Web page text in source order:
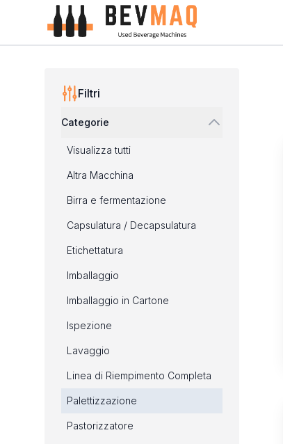
Filtri
Categorie
Visualizza tutti
Altra Macchina
Birra e fermentazione
Capsulatura / Decapsulatura
Etichettatura
Imballaggio
Imballaggio in Cartone
Ispezione
Lavaggio
Linea di Riempimento Completa
Palettizzazione
Pastorizzatore
Palettizzazione - BEVMAQ